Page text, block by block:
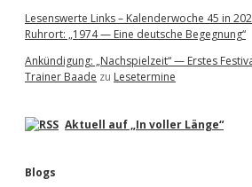
Lesenswerte Links – Kalenderwoche 45 in
Ruhrort: „1974 — Eine deutsche Begegnung“
Ankündigung: „Nachspielzeit“ — Erstes
Trainer Baade zu Lesetermine
Aktuell auf „In voller Länge“
Blogs